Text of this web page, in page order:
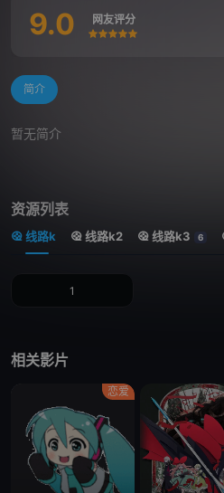
9.0 网友评分
很差较差还行
推荐
力荐
简介
暂无简介
资源列表
线路k 线路k2 线路k3 6
1
相关影片
恋爱